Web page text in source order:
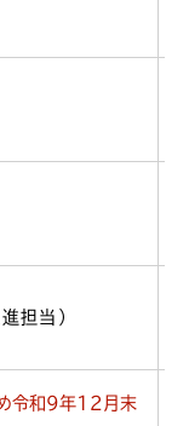
担当）
令和9年12月末